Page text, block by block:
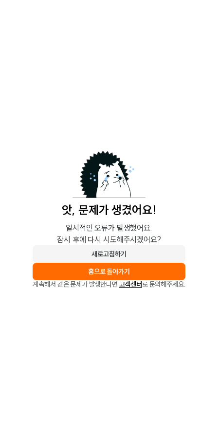
앗, 문제가 생겼어요!
일시적인 오류가 발생했어요.
잠시 후에 다시 시도해주시겠어요?
새로고침하기
홈으로 돌아가기
계속해서 같은 문제가 발생한다면 고객센터로 문의해주세요.